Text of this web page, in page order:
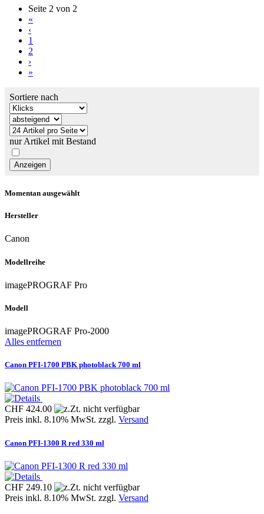
Seite 2 von 2
«
‹
1
2
›
»
Sortiere nach
nur Artikel mit Bestand
Momentan ausgewählt
Hersteller
Canon
Modellreihe
imagePROGRAF Pro
Modell
imagePROGRAF Pro-2000
Alles entfernen
Canon PFI-1700 PBK photoblack 700 ml
CHF 424.00
Preis inkl. 8.10% MwSt. zzgl. Versand
Canon PFI-1300 R red 330 ml
CHF 249.10
Preis inkl. 8.10% MwSt. zzgl. Versand